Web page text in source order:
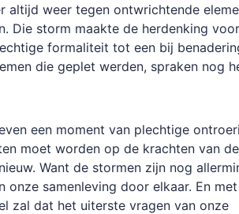
altijd weer tegen ontwrichtende
Die storm maakte de herdenking
formaliteit tot een bij
die geplet werden, spraken nog
een moment van plechtige
moet worden op de krachten van de
Want de stormen zijn nog
onze samenleving door elkaar. En
zal dat het uiterste vragen van onze